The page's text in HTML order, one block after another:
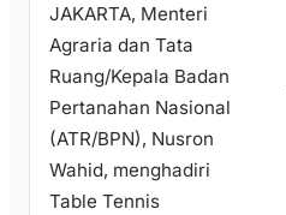
JAKARTA, Menteri
Agraria dan Tata
Ruang/Kepala Badan
Pertanahan Nasional
(ATR/BPN), Nusron
Wahid, menghadiri
Table Tennis